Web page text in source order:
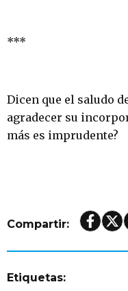
***
Dicen que el saludo
agradecer su
más es imprudente?
Compartir:
Etiquetas: